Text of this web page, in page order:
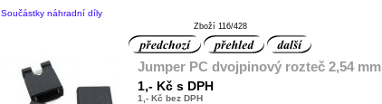
Součástky náhradní díly
Zboží 116/428
Jumper PC dvojpinový rozteč 2,54 mm
1,- Kč s DPH
1,- Kč bez DPH